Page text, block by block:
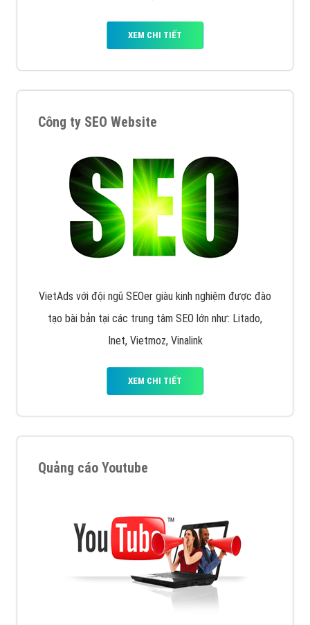
XEM CHI TIẾT
Công ty SEO Website
VietAds với đội ngũ SEOer giàu kinh nghiệm được đào
tạo bài bản tại các trung tâm SEO lớn như: Litado,
Inet, Vietmoz, Vinalink
XEM CHI TIẾT
Quảng cáo Youtube